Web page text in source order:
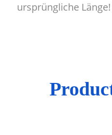
ursprüngliche Länge!